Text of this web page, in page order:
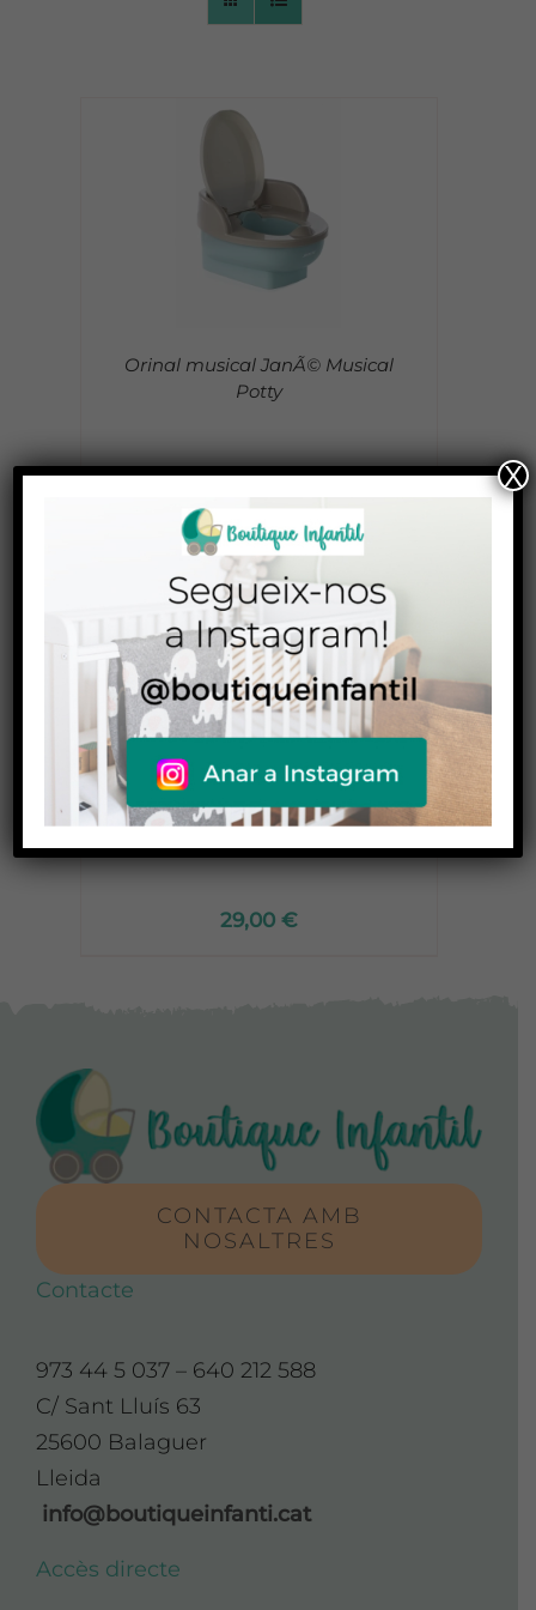
Orinal musical JanÃ© Musical
Potty
33,95€
Orinal Potty Play
29,00 €
CONTACTA AMB
NOSALTRES
Contacte
973 44 5 037 – 640 212 588
C/ Sant Lluís 63
25600 Balaguer
Lleida
info@boutiqueinfanti.cat
Accès directe
X